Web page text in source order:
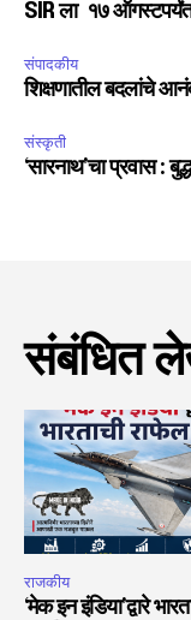
SIR ला १७ ऑगस्टपर्यंत
संपादकीय
शिक्षणातील बदलांचे
संस्कृती
‘सारनाथ’चा प्रवास :
संबंधित
राजकीय
‘मेक इन इंडिया’द्वारे